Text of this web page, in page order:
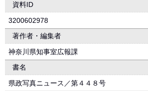
資料ID
3200602978
著作者・編集者
神奈川県知事室広報課
書名
県政写真ニュース／第４４８号